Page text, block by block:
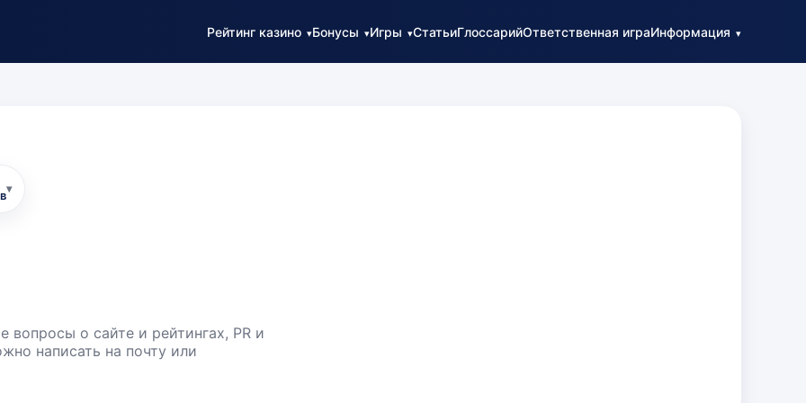
Рейтинг казино Бонусы Игры СтатьиГлоссарийОтветственная играИнформация
▾
о сайте и рейтингах, PR и
написать на почту или